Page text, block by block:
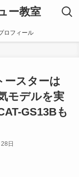
ー教室
ロフィール
ースターは
モデルを実
GS13Bも
日